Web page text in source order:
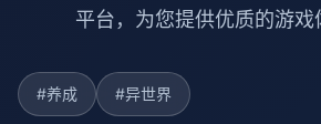
平台，为您提供优质的游戏
#养成 #异世界